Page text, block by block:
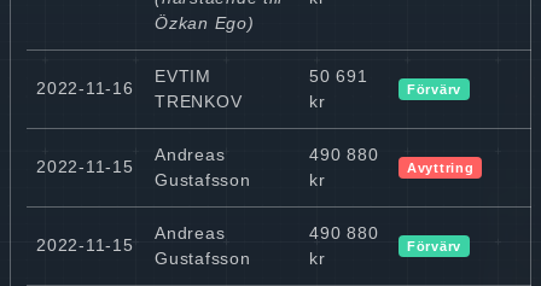
Özkan Ego)
2022-11-16
EVTIM
TRENKOV
50 691
kr
Förvärv
2022-11-15
Andreas
Gustafsson
490 880
kr
Avyttring
2022-11-15
Andreas
Gustafsson
490 880
kr
Förvärv